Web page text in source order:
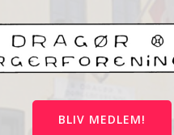
til
indhold
BLIV MEDLEM!